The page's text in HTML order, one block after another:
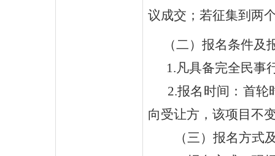
议成交；若征集到两
（二）报名条件及
1.凡具备完全民事
2.报名时间：首轮
向受让方，该项目不
（三）报名方式